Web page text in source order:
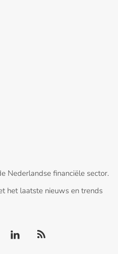
Nederlandse financiële sector.
het laatste nieuws en trends